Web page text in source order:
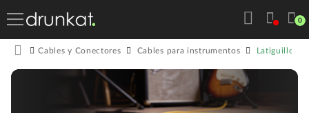
0
Cables y Conectores Cables para instrumentos Latiguillos